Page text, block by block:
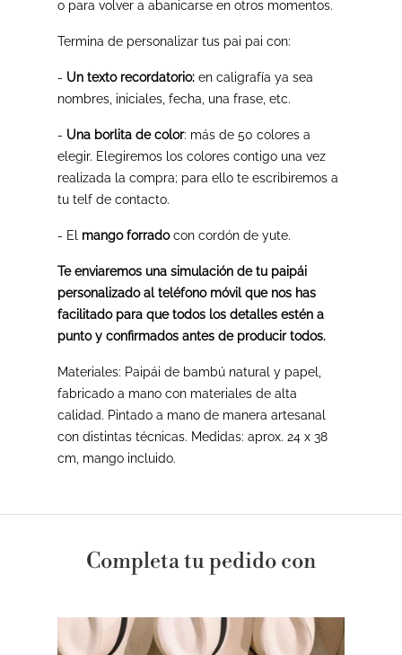
o para volver a abanicarse en otros momentos.
Termina de personalizar tus pai pai con:
- Un texto recordatorio: en caligrafía ya sea
nombres, iniciales, fecha, una frase, etc.
- Una borlita de color: más de 50 colores a
elegir. Elegiremos los colores contigo una vez
realizada la compra; para ello te escribiremos a
tu telf de contacto.
- El mango forradocon cordón de yute.
Te enviaremos una simulación de tu paipái
personalizado al teléfono móvil que nos has
facilitado para que todos los detalles estén a
punto y confirmados antes de producir todos.
Materiales: Paipái de bambú natural y papel,
fabricado a mano con materiales de alta
calidad. Pintado a mano de manera artesanal
con distintas técnicas. Medidas: aprox. 24 x 38
cm, mango incluido.
Completa tu pedido con